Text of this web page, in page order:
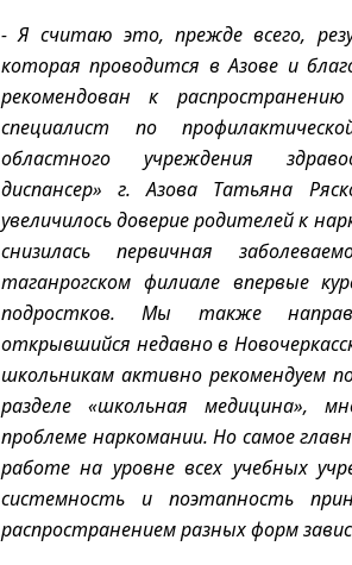
- Я считаю это, прежде всего,
которая проводится в Азове и
рекомендован к
специалист по
областного учреждения
диспансер» г. Азова Татьяна
увеличилось доверие родителей к
снизилась первичная
таганрогском филиале впервые
подростков. Мы также
открывшийся недавно в
школьникам активно рекомендуем
разделе «школьная медицина»,
проблеме наркомании. Но самое
работе на уровне всех учебных
системность и поэтапность
распространением разных форм